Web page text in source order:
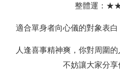
整體運：
適合單身者向心儀的對象表白
人逢喜事精神爽，你對周圍
不妨讓大家分享